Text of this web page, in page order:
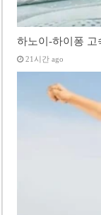
하노이-하이퐁 고
21시간 ago